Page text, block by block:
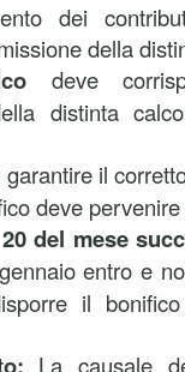
dei
della
deve
distinta
garantire il
deve
del mese
entro e
il
La causale